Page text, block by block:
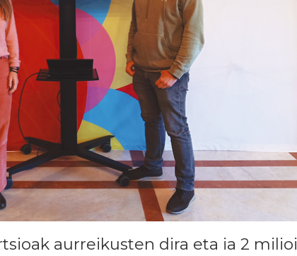
aurreikusten dira eta ia 2 milioi